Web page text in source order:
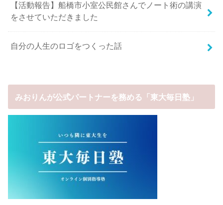
【活動報告】船橋市小室公民館さんでノート術の講演
をさせていただきました
自分の人生のロゴをつくった話
みおりんが公式パートナーを務める「東大毎日塾」